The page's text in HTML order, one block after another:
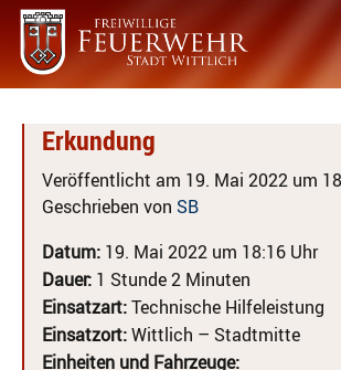
Erkundung
Veröffentlicht am 19. Mai 2022 um
Geschrieben von SB
Datum: 19. Mai 2022 um 18:16 Uhr
Dauer: 1 Stunde 2 Minuten
Einsatzart:Technische Hilfeleistung
Einsatzort:Wittlich – Stadtmitte
Einheiten und Fahrzeuge: